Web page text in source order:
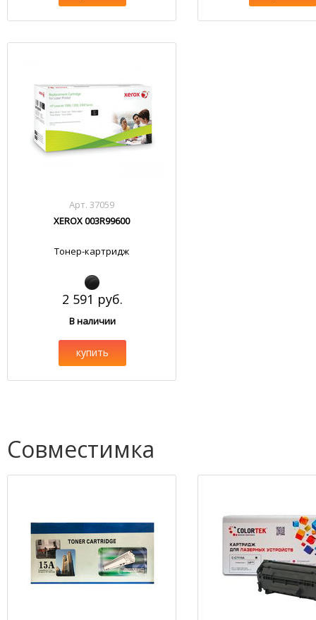
Арт. 37059
XEROX 003R99600
Тонер-картридж
2 591 руб.
В наличии
купить
Совместимка